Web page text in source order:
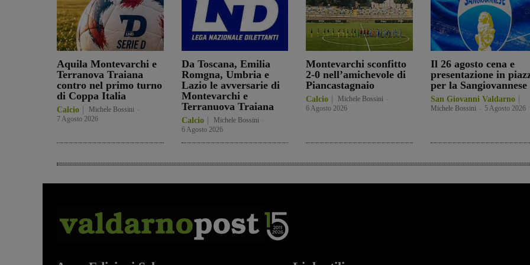
Aquila Montevarchi e
Terranova Traiana
contro nel primo turno
di Coppa Italia
Calcio Michele Bossini
7 Agosto 2026
Da Toscana, Emilia
Romgna, Umbria e
Lazio le avversarie di
Montevarchi e
Terranuova Traiana
Calcio Michele Bossini
6 Agosto 2026
Montevarchi sconfitto
2-0 nell’amichevole di
Piancastagnaio
Calcio Michele Bossini
6 Agosto 2026
Il 26 agosto cena e
presentazione in
per la Sangiovannese
San Giovanni Valdarno
Michele Bossini 5 Agosto 2026